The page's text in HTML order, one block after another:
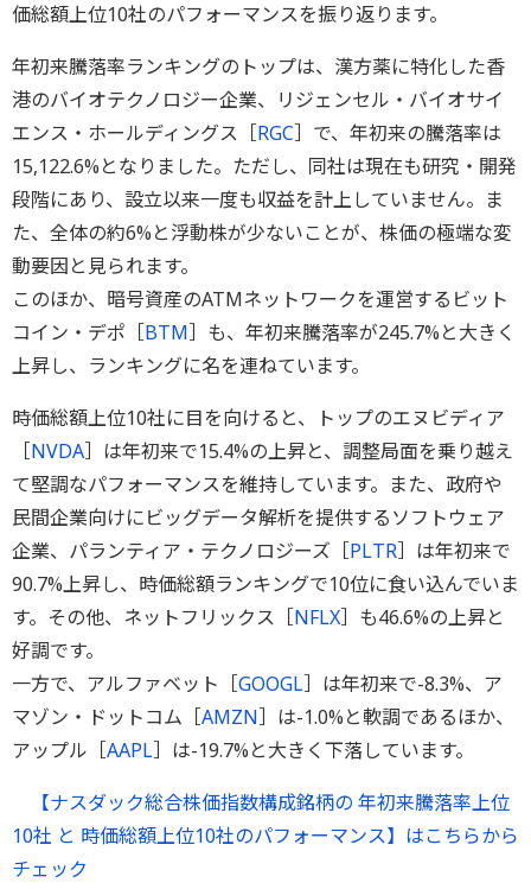
価総額上位10社のパフォーマンスを振り返ります。
年初来騰落率ランキングのトップは、漢方薬に特化した香
港のバイオテクノロジー企業、リジェンセル・バイオサイ
エンス・ホールディングス［RGC］で、年初来の騰落率は
15,122.6%となりました。ただし、同社は現在も研究・開発
段階にあり、設立以来一度も収益を計上していません。ま
た、全体の約6%と浮動株が少ないことが、株価の極端な変
動要因と見られます。
このほか、暗号資産のATMネットワークを運営するビット
コイン・デポ［BTM］も、年初来騰落率が245.7%と大きく
上昇し、ランキングに名を連ねています。
時価総額上位10社に目を向けると、トップのエヌビディア
［NVDA］は年初来で15.4%の上昇と、調整局面を乗り越え
て堅調なパフォーマンスを維持しています。また、政府や
民間企業向けにビッグデータ解析を提供するソフトウェア
企業、パランティア・テクノロジーズ［PLTR］は年初来で
90.7%上昇し、時価総額ランキングで10位に食い込んでいま
す。その他、ネットフリックス［NFLX］も46.6%の上昇と
好調です。
一方で、アルファベット［GOOGL］は年初来で-8.3%、ア
マゾン・ドットコム［AMZN］は-1.0%と軟調であるほか、
アップル［AAPL］は-19.7%と大きく下落しています。
【ナスダック総合株価指数構成銘柄の 年初来騰落率上位
10社 と 時価総額上位10社のパフォーマンス】はこちらから
チェック